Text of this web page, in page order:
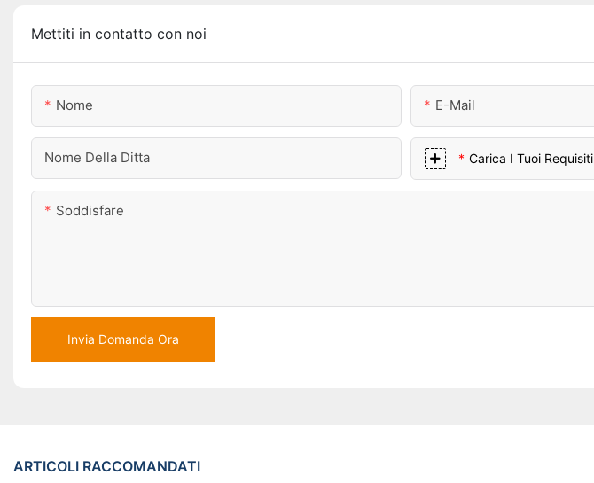
Mettiti in contatto con noi
Nome E-Mail
Nome Della Ditta Carica I Tuoi Requisiti
Soddisfare
Invia Domanda Ora
ARTICOLI RACCOMANDATI